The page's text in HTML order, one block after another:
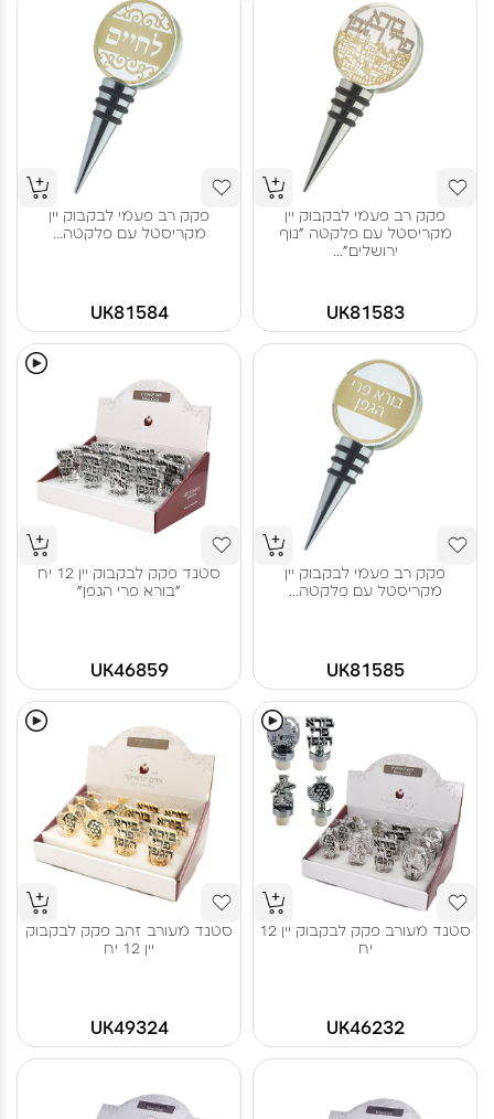
פקק רב פעמי לבקבוק יין
מקריסטל עם פלקטה "נוף
ירושלים"...
UK81583
פקק רב פעמי לבקבוק יין
מקריסטל עם פלקטה...
UK81584
פקק רב פעמי לבקבוק יין
מקריסטל עם פלקטה...
UK81585
סטנד פקק לבקבוק יין 12 יח
"בורא פרי הגפן"
UK46859
סטנד מעורב פקק לבקבוק יין 12
יח
UK46232
סטנד מעורב זהב פקק לבקבוק
יין 12 יח
UK49324